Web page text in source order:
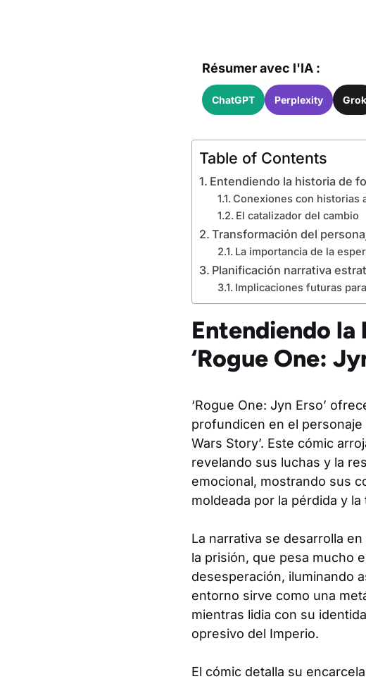
Résumer avec l'IA :
ChatGPT Perplexity Grok
Table of Contents
Entendiendo la historia de
Conexiones con historias
El catalizador del cambio
Transformación del
La importancia de la
Planificación narrativa
Implicaciones futuras
Entendiendo la
‘Rogue One:
‘Rogue One: Jyn Erso’
profundicen en el personaje
Wars Story’. Este cómic
revelando sus luchas y la
emocional, mostrando sus
moldeada por la pérdida y la
La narrativa se desarrolla
la prisión, que pesa mucho
desesperación, iluminando
entorno sirve como una
mientras lidia con su
opresivo del Imperio.
El cómic detalla su